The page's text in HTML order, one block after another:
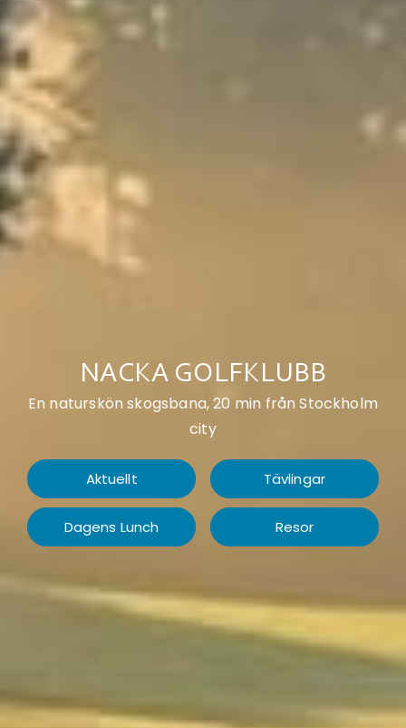
NACKA GOLFKLUBB
En naturskön skogsbana, 20 min från Stockholm
city
Aktuellt Tävlingar
Dagens Lunch Resor